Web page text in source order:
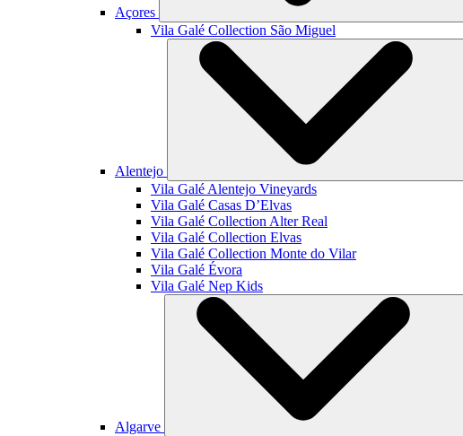
Açores
Vila Galé Collection São Miguel
Alentejo
Vila Galé Alentejo Vineyards
Vila Galé Casas D’Elvas
Vila Galé Collection Alter Real
Vila Galé Collection Elvas
Vila Galé Collection Monte do Vilar
Vila Galé Évora
Vila Galé Nep Kids
Algarve